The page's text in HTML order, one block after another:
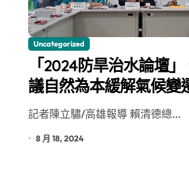
雙語教育要務實 柯
Uncategorized
「2024防旱治水論壇」 倡
議自然為本緩解氣候變
衝擊
記者陳立驌/高雄報導 賴清德總...
8 月 18, 2024